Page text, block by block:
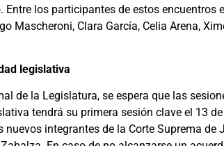
Entre los participantes de estos encuentros
Mascheroni, Clara García, Celia Arena,
legislativa
de la Legislatura, se espera que las
tendrá su primera sesión clave el 13
nuevos integrantes de la Corte Suprema